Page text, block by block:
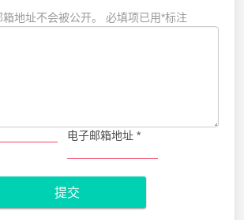
地址不会被公开。 必填项已用*标注
电子邮箱地址 *
提交